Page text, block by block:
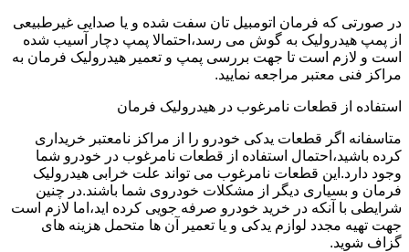
در صورتی که فرمان اتومبیل تان سفت شده و یا صدایی غیرطبیعی
از پمپ هیدرولیک به گوش می رسد،احتمالا پمپ دچار آسیب شده
است و لازم است تا جهت بررسی پمپ و تعمیر هیدرولیک فرمان به
مراکز فنی معتبر مراجعه نمایید.
استفاده از قطعات نامرغوب در هیدرولیک فرمان
متاسفانه اگر قطعات یدکی خودرو را از مراکز نامعتبر خریداری
کرده باشید،احتمال استفاده از قطعات نامرغوب در خودرو شما
وجود دارد.این قطعات نامرغوب می تواند علت خرابی هیدرولیک
فرمان و بسیاری دیگر از مشکلات خودروی شما باشند.در چنین
شرایطی با آنکه در خرید خودرو صرفه جویی کرده اید،اما لازم است
جهت تهیه مجدد لوازم یدکی و یا تعمیر آن ها متحمل هزینه های
گزاف شوید.